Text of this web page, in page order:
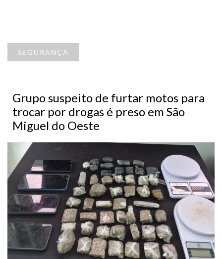
SEGURANÇA
Grupo suspeito de furtar motos para
trocar por drogas é preso em São
Miguel do Oeste